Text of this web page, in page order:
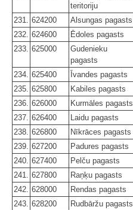
teritoriju
231. 624200 Alsungas pagasts
232. 624600 Ēdoles pagasts
233. 625000
Gudenieku
pagasts
234. 625400 Īvandes pagasts
235. 625800 Kabiles pagasts
236. 626000 Kurmāles pagasts
237. 626400 Laidu pagasts
238. 626800 Nīkrāces pagasts
239. 627200 Padures pagasts
240. 627400 Pelču pagasts
241.
627800 Raņķu pagasts
242. 628000 Rendas pagasts
243. 628200 Rudbāržu pagasts